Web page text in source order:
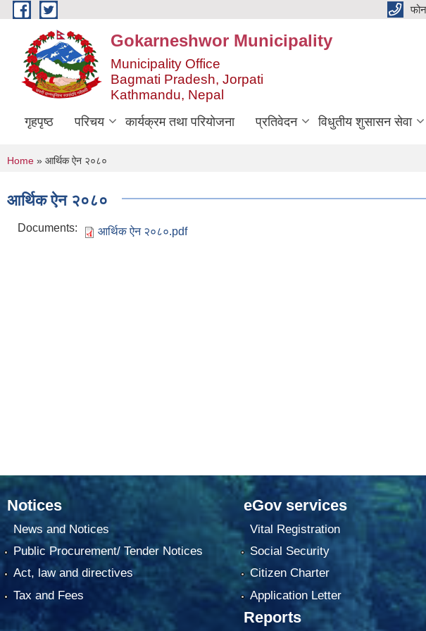
Skip to main content
Gokarneshwor Municipality
Municipality Office
Bagmati Pradesh, Jorpati
Kathmandu, Nepal
गृहपृष्ठ परिचय कार्यक्रम तथा परियोजना प्रतिवेदन विधुतीय शुसासन सेवा
You are here
Home » आर्थिक ऐन २०८०
आर्थिक ऐन २०८०
Documents: आर्थिक ऐन २०८०.pdf
Notices
News and Notices
Public Procurement/ Tender Notices
Act, law and directives
Tax and Fees
eGov services
Vital Registration
Social Security
Citizen Charter
Application Letter
Reports